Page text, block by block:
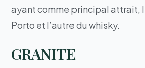
ayant comme principal attrait,
Porto et l’autre du whisky.
GRANITE